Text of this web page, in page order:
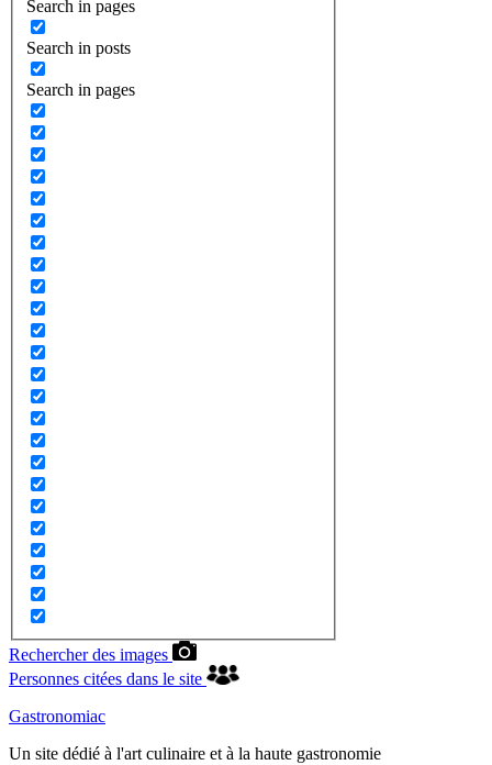
Search in pages
Search in posts
Search in pages
Rechercher des images
Personnes citées dans le site
Gastronomiac
Un site dédié à l'art culinaire et à la haute gastronomie